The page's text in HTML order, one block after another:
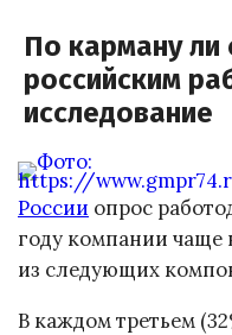
По карману ли
российским
исследование
России опрос
году компании чаще
из следующих
В каждом третьем